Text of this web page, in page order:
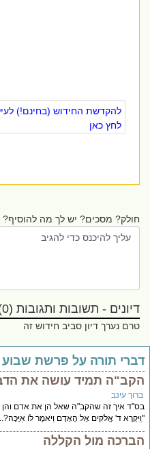
להקדשת החידוש (בחינם!)
לחץ כאן
חולק? מסכים? יש לך מה להוסיף?
דיונים - תשובות ותגובות (0)
טרם נערך דיון סביב חידוש זה
תורה על פרשת שבוע
תמיד עושה את
עינב
איך זה שהקב"ה שאל הן את אדם והן
ד' אֱלֹקִים אֶל הָאָדָם וַיֹּאמֶר לוֹ אַיֶּכָּה?...
מול הקללה